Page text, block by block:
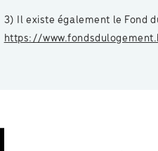
3) Il existe également le Fond
https://